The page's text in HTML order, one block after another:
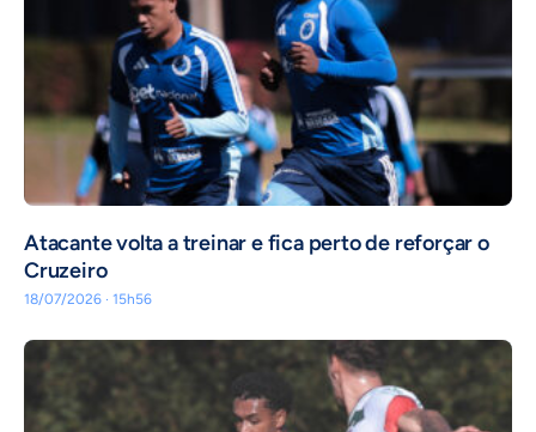
Atacante volta a treinar e fica perto de reforçar o
Cruzeiro
18/07/2026 · 15h56